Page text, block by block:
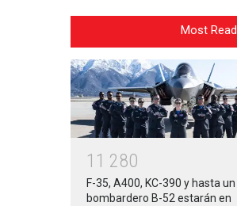
Most Read
1 1 280
F-35, A400, KC-390 y hasta un
bombardero B-52 estarán en